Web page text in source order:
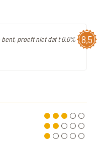
8,5
proeft niet dat t 0.0%